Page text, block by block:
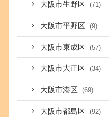
大阪市生野区 (71)
大阪市平野区 (9)
大阪市東成区 (57)
大阪市大正区 (34)
大阪市港区 (69)
大阪市都島区 (92)